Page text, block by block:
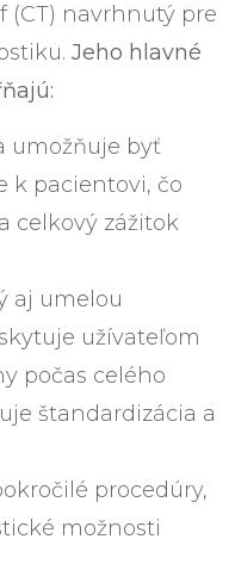
(CT) navrhnutý pre
Jeho hlavné
umožňuje byť
k pacientovi, čo
celkový zážitok
aj umelou
užívateľom
počas celého
štandardizácia a
procedúry,
možnosti